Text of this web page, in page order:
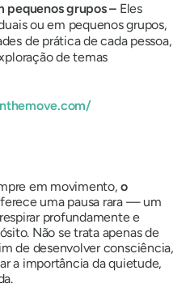
pequenos grupos – Eles
ou em pequenos grupos,
de prática de cada pessoa,
de temas
em movimento,o
uma pausa rara — um
profundamente e
Não se trata apenas de
de desenvolver consciência,
a importância da quietude,